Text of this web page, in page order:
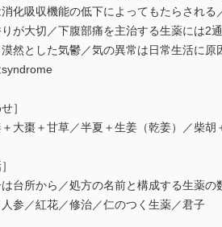
化吸収機能の低下によってもたらされ
が大切／下腹部痛を主治する生薬には2
然とした気鬱／気の異常は日常生活に
］
大棗＋甘草／半夏＋生姜（乾姜）／柴胡
台所から／処方の名前と構成する生薬
参／紅花／修治／仁のつく生薬／君子